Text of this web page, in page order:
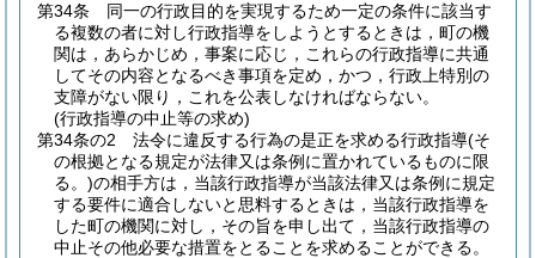
第34条
同一の行政目的を実現するため一定の条件に該当す
る複数の者に対し行政指導をしようとするときは，町の機
関は，あらかじめ，事案に応じ，これらの行政指導に共通
してその内容となるべき事項を定め，かつ，行政上特別の
支障がない限り，これを公表しなければならない。
(行政指導の中止等の求め)
第34条の2
法令に違反する行為の是正を求める行政指導(そ
の根拠となる規定が法律又は条例に置かれているものに限
る。)の相手方は，当該行政指導が当該法律又は条例に規定
する要件に適合しないと思料するときは，当該行政指導を
した町の機関に対し，その旨を申し出て，当該行政指導の
中止その他必要な措置をとることを求めることができる。